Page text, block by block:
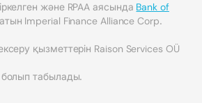
және RPAA аясында Bank of
Imperial Finance Alliance Corp.
қызметтерін Raison Services OÜ
табылады.